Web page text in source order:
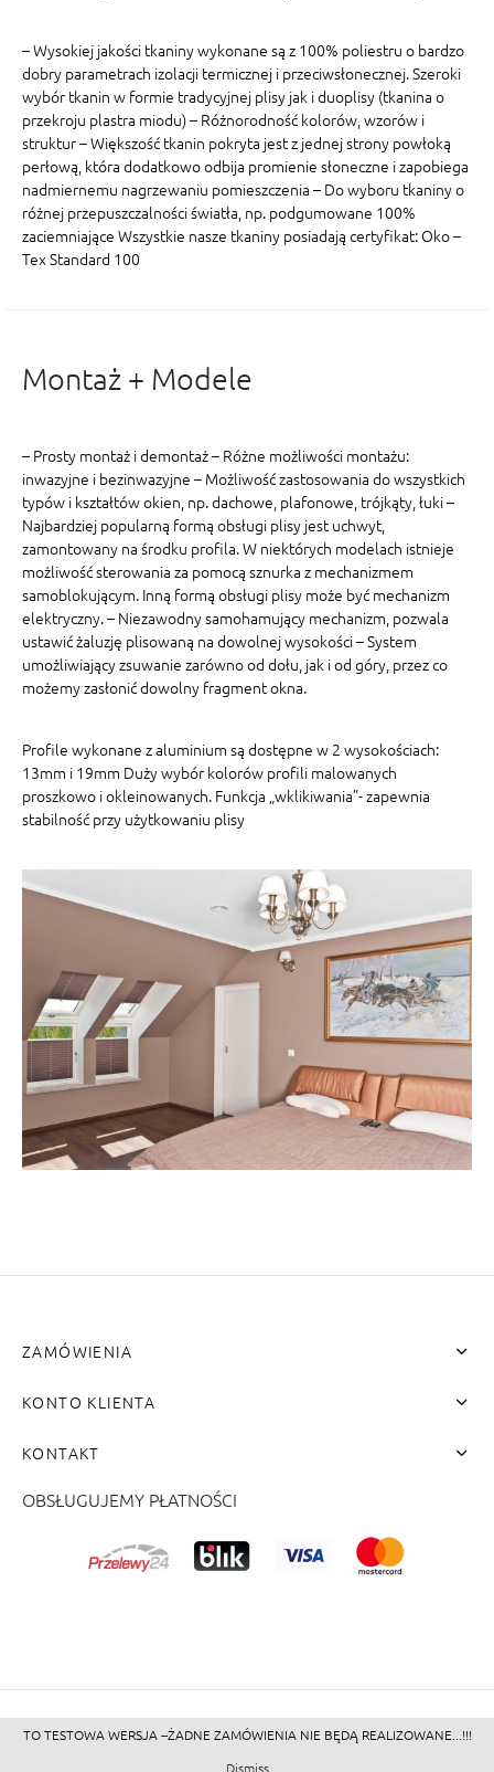
– Wysokiej jakości tkaniny wykonane są z 100% poliestru o bardzo
dobry parametrach izolacji termicznej i przeciwsłonecznej. Szeroki
wybór tkanin w formie tradycyjnej plisy jak i duoplisy (tkanina o
przekroju plastra miodu) – Różnorodność kolorów, wzorów i
struktur – Większość tkanin pokryta jest z jednej strony powłoką
perłową, która dodatkowo odbija promienie słoneczne i zapobiega
nadmiernemu nagrzewaniu pomieszczenia – Do wyboru tkaniny o
różnej przepuszczalności światła, np. podgumowane 100%
zaciemniające Wszystkie nasze tkaniny posiadają certyfikat: Oko –
Tex Standard 100
Montaż + Modele
– Prosty montaż i demontaż – Różne możliwości montażu:
inwazyjne i bezinwazyjne – Możliwość zastosowania do wszystkich
typów i kształtów okien, np. dachowe, plafonowe, trójkąty, łuki –
Najbardziej popularną formą obsługi plisy jest uchwyt,
zamontowany na środku profila. W niektórych modelach istnieje
możliwość sterowania za pomocą sznurka z mechanizmem
samoblokującym. Inną formą obsługi plisy może być mechanizm
elektryczny. – Niezawodny samohamujący mechanizm, pozwala
ustawić żaluzję plisowaną na dowolnej wysokości – System
umożliwiający zsuwanie zarówno od dołu, jak i od góry, przez co
możemy zasłonić dowolny fragment okna.
Profile wykonane z aluminium są dostępne w 2 wysokościach:
13mm i 19mm Duży wybór kolorów profili malowanych
proszkowo i okleinowanych. Funkcja „wklikiwania”- zapewnia
stabilność przy użytkowaniu plisy
ZAMÓWIENIA
KONTO KLIENTA
KONTAKT
OBSŁUGUJEMY PŁATNOŚCI
©2026 - Zacienione.pl<br>
TO TESTOWA WERSJA --ŻADNE ZAMÓWIENIA NIE BĘDĄ REALIZOWANE...!!!
Dismiss